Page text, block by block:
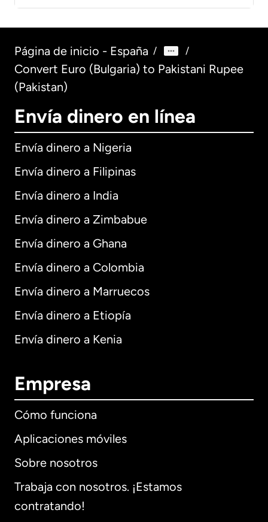
Página de inicio - España / /
Convert Euro (Bulgaria) to Pakistani Rupee
(Pakistan)
Envía dinero en línea
Envía dinero a Nigeria
Envía dinero a Filipinas
Envía dinero a India
Envía dinero a Zimbabue
Envía dinero a Ghana
Envía dinero a Colombia
Envía dinero a Marruecos
Envía dinero a Etiopía
Envía dinero a Kenia
Empresa
Cómo funciona
Aplicaciones móviles
Sobre nosotros
Trabaja con nosotros. ¡Estamos
contratando!